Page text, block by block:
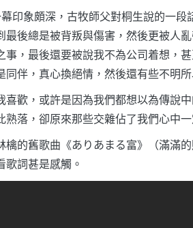
幕印象頗深，古牧師父對桐生說的一
最後總是被背叛與傷害，然後更被人
事，最後還要被說我不為公司着想，
同伴，真心換絕情，然後還有些不明
喜歡，或許是因為我們都想以為傳說
熟落，卻原來那些交雜佔了我們心中
檎的舊歌曲《ありあまる富》（滿滿
歌詞甚是感觸。